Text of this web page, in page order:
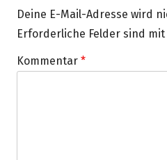
Deine E-Mail-Adresse wird
Erforderliche Felder sind mit
Kommentar *